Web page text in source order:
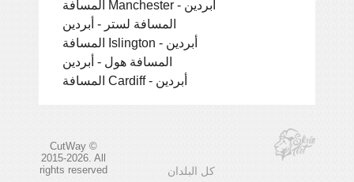
المسافة Manchester - أبردين
المسافة لستر - أبردين
المسافة Islington - أبردين
المسافة هول - أبردين
المسافة Cardiff - أبردين
CutWay ©
2015-2026. All
rights reserved
كل البلدان